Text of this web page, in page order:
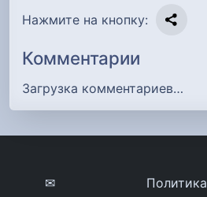
Нажмите на кнопку:
Комментарии
Загрузка комментариев…
✉
Политика